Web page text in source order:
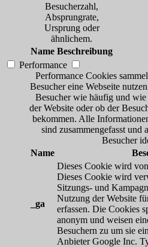
Besucherzahl,
Absprungrate,
Ursprung oder
ähnlichem.
Name Beschreibung
Performance
Performance Cookies
Besucher eine Webseite
Besucher wie häufig und
der Website oder ob der
bekommen. Alle
sind zusammengefasst und
Besucher
Name
_ga
Dieses Cookie wird
Dieses Cookie wird
Sitzungs- und
Nutzung der Website
erfassen. Die Cookies
anonym und weisen
Besuchern zu um sie
Anbieter Google Inc.